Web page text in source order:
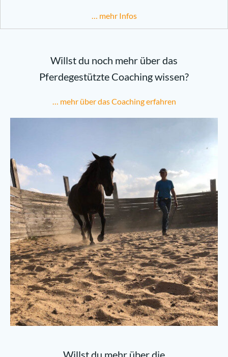
… mehr Infos
Willst du noch mehr über das
Pferdegestützte Coaching wissen?
… mehr über das Coaching erfahren
Willst du mehr über die